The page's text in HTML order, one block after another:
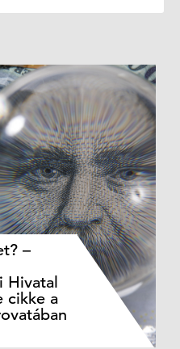
–
Hivatal
cikke a